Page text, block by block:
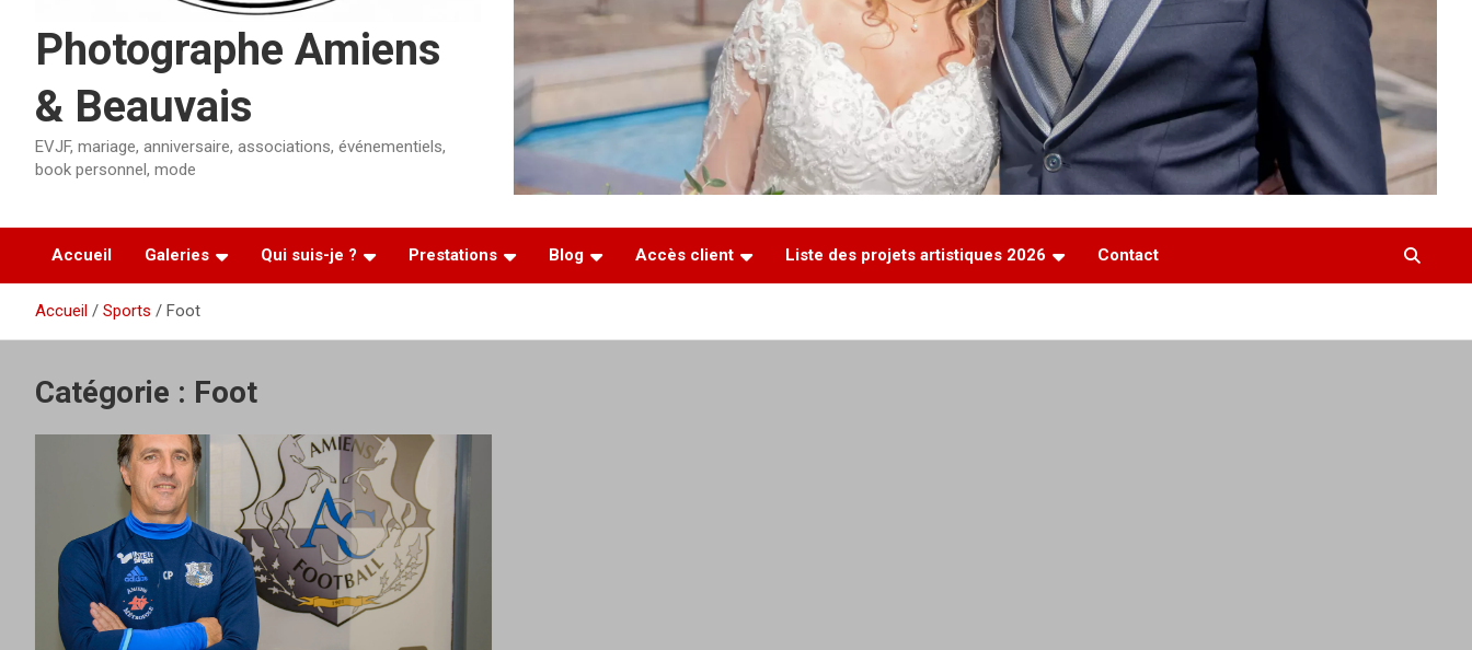
Photographe Amiens
& Beauvais
EVJF, mariage, anniversaire, associations, événementiels,
book personnel, mode
Accueil Galeries Qui suis-je ? Prestations Blog Accès client Liste des projets artistiques 2026 Contact
Accueil Sports Foot
Catégorie : Foot